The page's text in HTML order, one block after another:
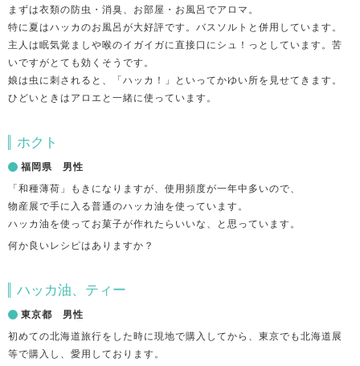
まずは衣類の防虫・消臭、お部屋・お風呂でアロマ。
特に夏はハッカのお風呂が大好評です。バスソルトと併用しています。
主人は眠気覚ましや喉のイガイガに直接口にシュ！っとしています。苦
いですがとても効くそうです。
娘は虫に刺されると、「ハッカ！」といってかゆい所を見せてきます。
ひどいときはアロエと一緒に使っています。
ホクト
福岡県 男性
「和種薄荷」もきになりますが、使用頻度が一年中多いので、
物産展で手に入る普通のハッカ油を使っています。
ハッカ油を使ってお菓子が作れたらいいな、と思っています。
何か良いレシピはありますか？
ハッカ油、ティー
東京都 男性
初めての北海道旅行をした時に現地で購入してから、東京でも北海道展
等で購入し、愛用しております。